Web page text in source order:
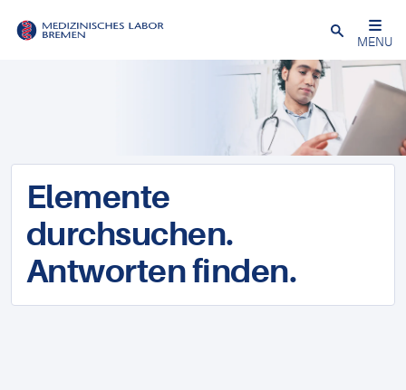
Schließen
MENU
Elemente
durchsuchen.
Antworten finden.